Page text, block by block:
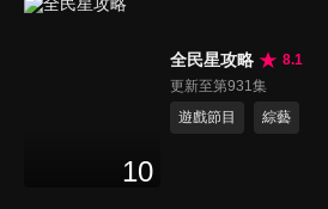
10
全民星攻略
8.1
更新至第931集
遊戲節目
綜藝